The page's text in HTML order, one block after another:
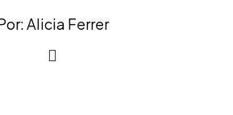
Alicia Ferrer